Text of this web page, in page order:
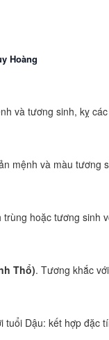
Hoàng
và tương sinh, kỵ
mệnh và màu tương
hoặc tương sinh
Thổ). Tương khắc
Dậu: kết hợp đặc